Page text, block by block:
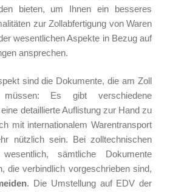
bieten, um Ihnen ein besseres
zur Zollabfertigung von Waren
wesentlichen Aspekte in Bezug auf
ansprechen.
sind die Dokumente, die am Zoll
müssen: Es gibt verschiedene
detaillierte Auflistung zur Hand zu
mit internationalem Warentransport
nützlich sein. Bei zolltechnischen
sämtliche Dokumente
die verbindlich vorgeschrieben sind,
. Die Umstellung auf EDV der